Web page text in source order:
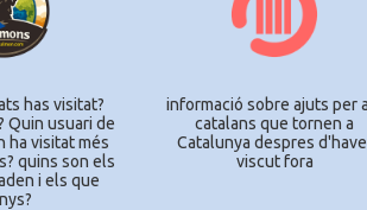
has visitat?
Quin usuari de
ha visitat més
quins son els
i els que
informació sobre ajuts per
catalans que tornen a
Catalunya despres
viscut fora